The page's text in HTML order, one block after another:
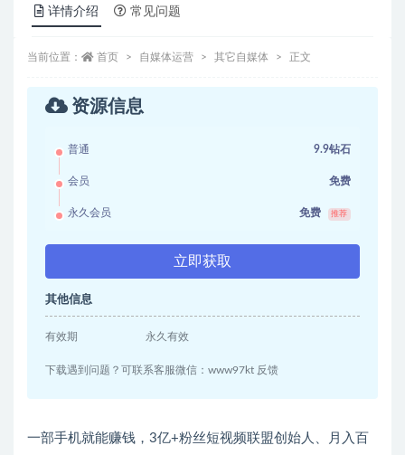
详情介绍 常见问题
当前位置： 首页 自媒体运营 其它自媒体 正文
资源信息
普通 9.9钻石
会员 免费
永久会员 免费 推荐
立即获取
其他信息
有效期 永久有效
下载遇到问题？可联系客服微信：www97kt 反馈
一部手机就能赚钱，3亿+粉丝短视频联盟创始人、月入百